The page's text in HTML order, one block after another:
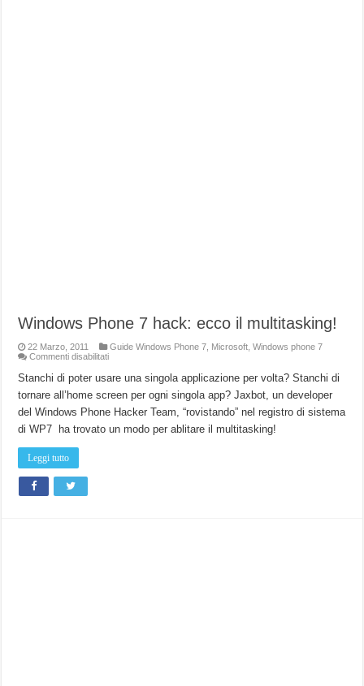
Windows Phone 7 hack: ecco il multitasking!
22 Marzo, 2011 Guide Windows Phone 7 Microsoft ,Windows phone 7
Commenti disabilitatisu
Phone
7
hack:
il
multitasking!
Stanchi di poter usare una singola applicazione per volta? Stanchi di
tornare all’home screen per ogni singola app? Jaxbot, un developer
del Windows Phone Hacker Team, “rovistando” nel registro di sistema
di WP7 ha trovato un modo per ablitare il multitasking!
Leggi tutto